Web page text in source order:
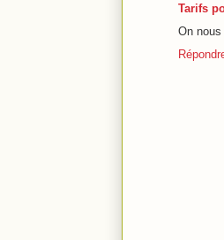
Tarifs
On